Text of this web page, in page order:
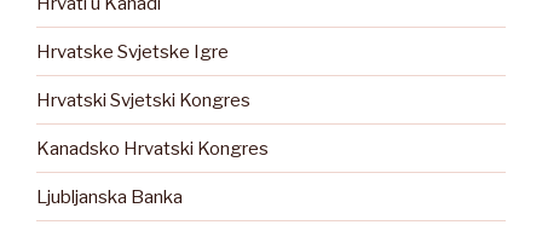
Hrvatske Svjetske Igre
Hrvatski Svjetski Kongres
Kanadsko Hrvatski Kongres
Ljubljanska Banka